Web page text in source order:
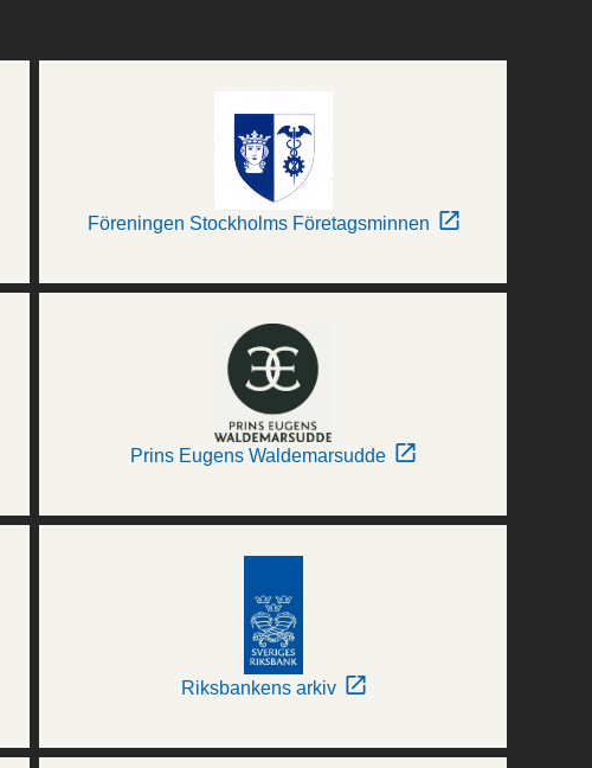
Föreningen Stockholms Företagsminnen
Prins Eugens Waldemarsudde
Riksbankens arkiv